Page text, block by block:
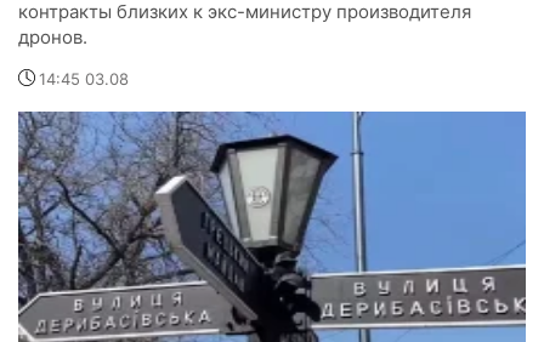
контракты близких к экс-министру производителя
дронов.
14:45 03.08